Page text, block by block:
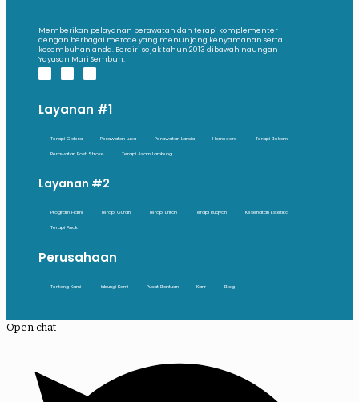
Memberikan pelayanan perawatan dan terapi komplementer
dengan berbagai metode yang menunjang kenyamanan serta
kesembuhan anda. Berdiri sejak tahun 2013 dibawah naungan
Yayasan Mari Sembuh.
Layanan #1
Terapi Cidera Perawatan Luka Perawatan Lansia Homecare Terapi Bekam
Perawatan Post Stroke Terapi Asam Lambung
Layanan #2
Program Hamil Terapi Gurah Terapi Lintah Terapi Ruqyah Kesehatan Estetika
Terapi Anak
Perusahaan
Tentang Kami Hubungi Kami Pusat Bantuan Karir Blog
Open chat